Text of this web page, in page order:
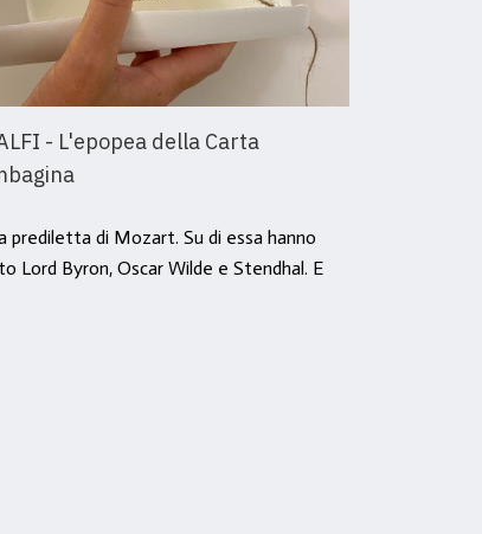
- L'epopea della Carta
prediletta di Mozart. Su di essa hanno
Lord Byron, Oscar Wilde e Stendhal. E